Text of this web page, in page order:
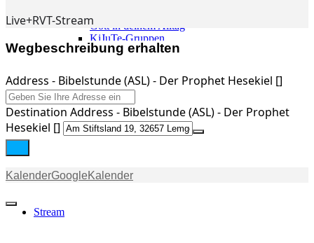
Gott in deinem Alltag
KiJuTe-Gruppen
Freizeiten 2026
Junge Erwachsene
Junge Erwachsene
Gemeinde Hameln
MBG Hameln
Stream
Live+RVT-Stream
Wegbeschreibung erhalten
Address - Bibelstunde (ASL) - Der Prophet Hesekiel []
Destination Address - Bibelstunde (ASL) - Der Prophet
Hesekiel []
KalenderGoogleKalender